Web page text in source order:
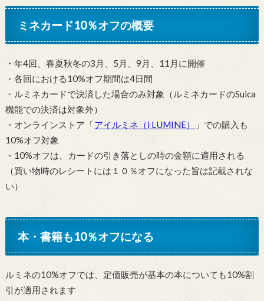
ミネカード10％オフの概要
・年4回、春夏秋冬の3月、5月、9月、11月に開催
・各回における10%オフ期間は4日間
・ルミネカードで決済した場合のみ対象（ルミネカードのSuica
機能での決済は対象外）
・オンラインストア「アイルミネ（i LUMINE）
」での購入も
10%オフ対象
・10%オフは、カードの引き落としの時の金額に適用される
（買い物時のレシートには１０％オフになった旨は記載されな
い）
本・書籍も10％オフになる
ルミネの10%オフでは、定価販売が基本の本についても10%割
引が適用されます